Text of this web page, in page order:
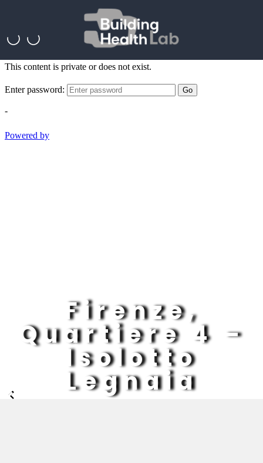
Firenze,
Quartiere 4 –
Isolotto
Legnaia